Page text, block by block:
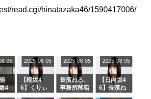
read.cgi/hinatazaka46/1590417006/
4
05
【櫻坂4
6】くりぃ
2025-08-05
長濱ねる、
事務所移籍
2025-08-05
【日向坂4
6】長濱ね
2025-08-05